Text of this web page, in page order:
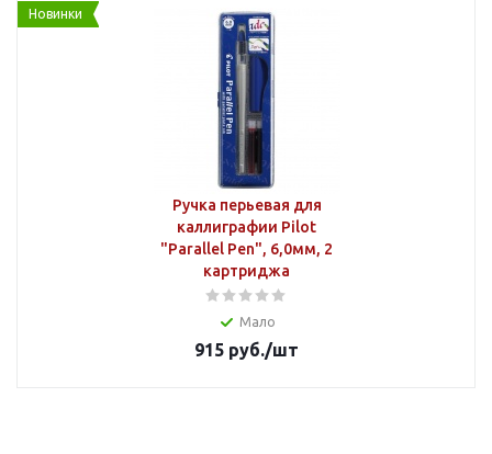
Новинки
Ручка перьевая для
каллиграфии Pilot
"Parallel Pen", 6,0мм, 2
картриджа
Мало
915 руб./шт